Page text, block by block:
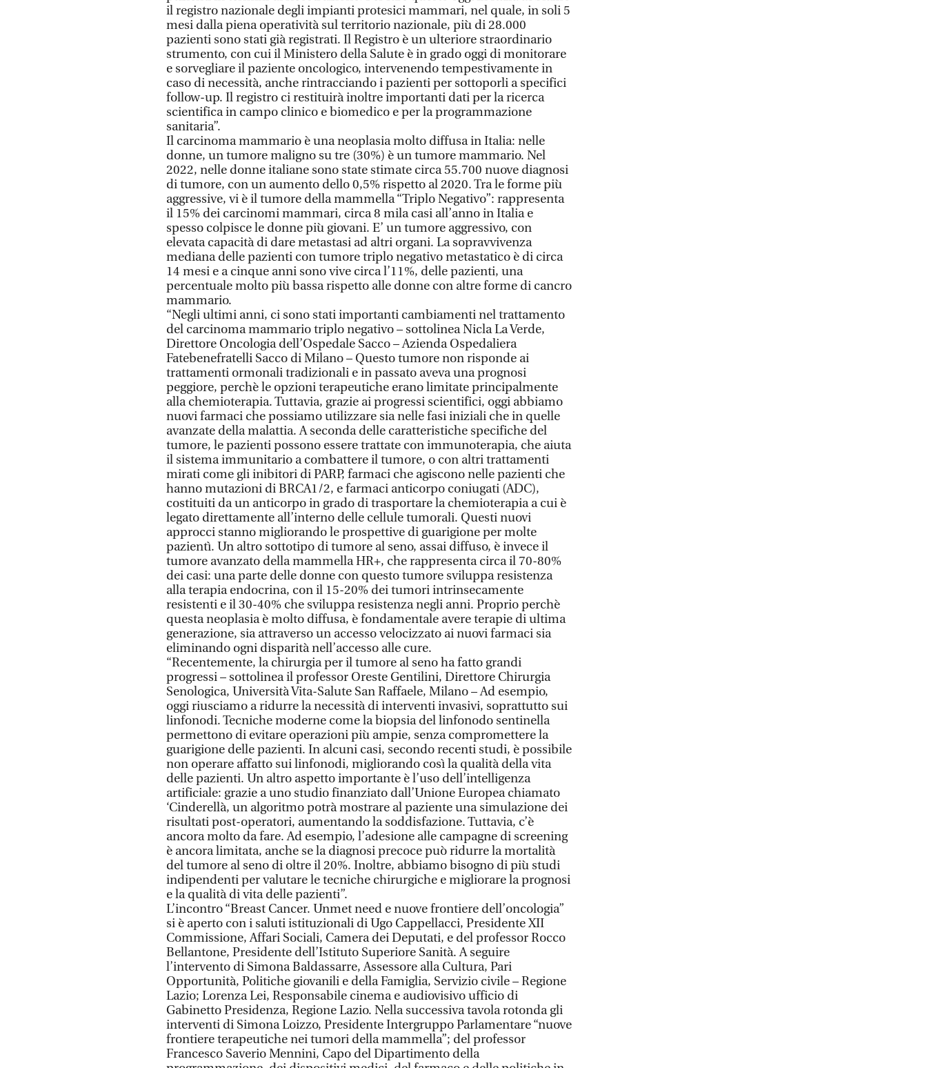
il registro nazionale degli impianti protesici mammari, nel quale, in soli 5
mesi dalla piena operatività sul territorio nazionale, più di 28.000
pazienti sono stati già registrati. Il Registro è un ulteriore straordinario
strumento, con cui il Ministero della Salute è in grado oggi di monitorare
e sorvegliare il paziente oncologico, intervenendo tempestivamente in
caso di necessità, anche rintracciando i pazienti per sottoporli a specifici
follow-up. Il registro ci restituirà inoltre importanti dati per la ricerca
scientifica in campo clinico e biomedico e per la programmazione
sanitaria”.
Il carcinoma mammario è una neoplasia molto diffusa in Italia: nelle
donne, un tumore maligno su tre (30%) è un tumore mammario. Nel
2022, nelle donne italiane sono state stimate circa 55.700 nuove diagnosi
di tumore, con un aumento dello 0,5% rispetto al 2020. Tra le forme più
aggressive, vi è il tumore della mammella “Triplo Negativo”: rappresenta
il 15% dei carcinomi mammari, circa 8 mila casi all’anno in Italia e
spesso colpisce le donne più giovani. E’ un tumore aggressivo, con
elevata capacità di dare metastasi ad altri organi. La sopravvivenza
mediana delle pazienti con tumore triplo negativo metastatico è di circa
14 mesi e a cinque anni sono vive circa l’11%, delle pazienti, una
percentuale molto più bassa rispetto alle donne con altre forme di cancro
mammario.
“Negli ultimi anni, ci sono stati importanti cambiamenti nel trattamento
del carcinoma mammario triplo negativo – sottolinea Nicla La Verde,
Direttore Oncologia dell’Ospedale Sacco – Azienda Ospedaliera
Fatebenefratelli Sacco di Milano – Questo tumore non risponde ai
trattamenti ormonali tradizionali e in passato aveva una prognosi
peggiore, perchè le opzioni terapeutiche erano limitate principalmente
alla chemioterapia. Tuttavia, grazie ai progressi scientifici, oggi abbiamo
nuovi farmaci che possiamo utilizzare sia nelle fasi iniziali che in quelle
avanzate della malattia. A seconda delle caratteristiche specifiche del
tumore, le pazienti possono essere trattate con immunoterapia, che aiuta
il sistema immunitario a combattere il tumore, o con altri trattamenti
mirati come gli inibitori di PARP, farmaci che agiscono nelle pazienti che
hanno mutazioni di BRCA1/2, e farmaci anticorpo coniugati (ADC),
costituiti da un anticorpo in grado di trasportare la chemioterapia a cui è
legato direttamente all’interno delle cellule tumorali. Questi nuovi
approcci stanno migliorando le prospettive di guarigione per molte
pazientì. Un altro sottotipo di tumore al seno, assai diffuso, è invece il
tumore avanzato della mammella HR+, che rappresenta circa il 70-80%
dei casi: una parte delle donne con questo tumore sviluppa resistenza
alla terapia endocrina, con il 15-20% dei tumori intrinsecamente
resistenti e il 30-40% che sviluppa resistenza negli anni. Proprio perchè
questa neoplasia è molto diffusa, è fondamentale avere terapie di ultima
generazione, sia attraverso un accesso velocizzato ai nuovi farmaci sia
eliminando ogni disparità nell’accesso alle cure.
“Recentemente, la chirurgia per il tumore al seno ha fatto grandi
progressi – sottolinea il professor Oreste Gentilini, Direttore Chirurgia
Senologica, Università Vita-Salute San Raffaele, Milano – Ad esempio,
oggi riusciamo a ridurre la necessità di interventi invasivi, soprattutto sui
linfonodi. Tecniche moderne come la biopsia del linfonodo sentinella
permettono di evitare operazioni più ampie, senza compromettere la
guarigione delle pazienti. In alcuni casi, secondo recenti studi, è possibile
non operare affatto sui linfonodi, migliorando così la qualità della vita
delle pazienti. Un altro aspetto importante è l’uso dell’intelligenza
artificiale: grazie a uno studio finanziato dall’Unione Europea chiamato
‘Cinderellà, un algoritmo potrà mostrare al paziente una simulazione dei
risultati post-operatori, aumentando la soddisfazione. Tuttavia, c’è
ancora molto da fare. Ad esempio, l’adesione alle campagne di screening
è ancora limitata, anche se la diagnosi precoce può ridurre la mortalità
del tumore al seno di oltre il 20%. Inoltre, abbiamo bisogno di più studi
indipendenti per valutare le tecniche chirurgiche e migliorare la prognosi
e la qualità di vita delle pazienti”.
L’incontro “Breast Cancer. Unmet need e nuove frontiere dell’oncologia”
si è aperto con i saluti istituzionali di Ugo Cappellacci, Presidente XII
Commissione, Affari Sociali, Camera dei Deputati, e del professor Rocco
Bellantone, Presidente dell’Istituto Superiore Sanità. A seguire
l’intervento di Simona Baldassarre, Assessore alla Cultura, Pari
Opportunità, Politiche giovanili e della Famiglia, Servizio civile – Regione
Lazio; Lorenza Lei, Responsabile cinema e audiovisivo ufficio di
Gabinetto Presidenza, Regione Lazio. Nella successiva tavola rotonda gli
interventi di Simona Loizzo, Presidente Intergruppo Parlamentare “nuove
frontiere terapeutiche nei tumori della mammella”; del professor
Francesco Saverio Mennini, Capo del Dipartimento della